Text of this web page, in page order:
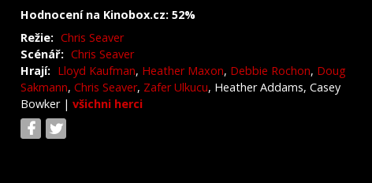
Hodnocení na Kinobox.cz: 52%
Režie: Chris Seaver
Scénář: Chris Seaver
Hrají: Lloyd Kaufman, Heather Maxon, Debbie Rochon, Doug
Sakmann, Chris Seaver, Zafer Ulkucu, Heather Addams, Casey
Bowker | všichni herci